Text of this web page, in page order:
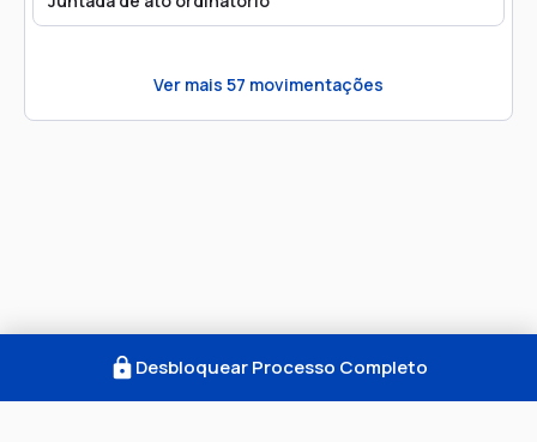
Ver mais 57 movimentações
Desbloquear Processo Completo